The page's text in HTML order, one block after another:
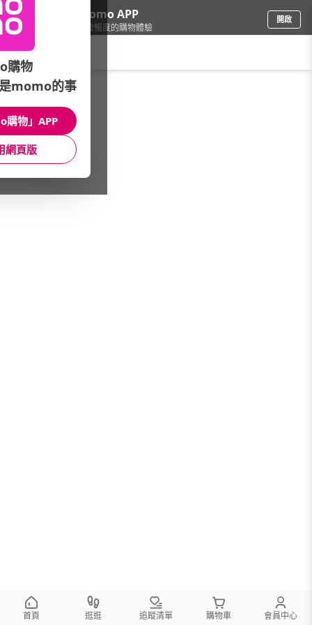
下載momo APP
給你3倍流暢度的購物體驗
開啟
彩妝保養/SHISEIDO資生堂國際櫃
本館精選商品
館長推薦 月銷量
首頁 逛逛 追蹤清單 購物車 會員中心
購物
momo的事
購物」APP
網頁版